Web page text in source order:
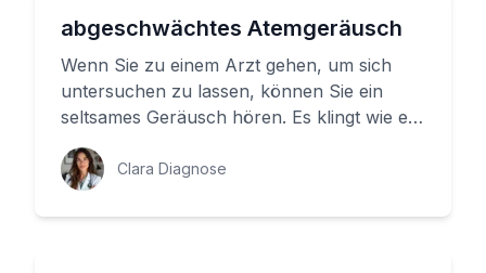
abgeschwächtes Atemgeräusch
Wenn Sie zu einem Arzt gehen, um sich
untersuchen zu lassen, können Sie ein
seltsames Geräusch hören. Es klingt wie ein
leises Schnauben oder Husten, ...
Clara Diagnose